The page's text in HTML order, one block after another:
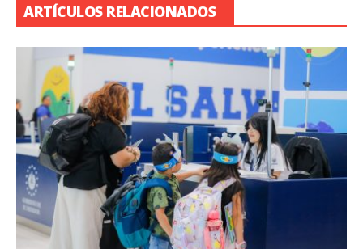
ARTÍCULOS RELACIONADOS